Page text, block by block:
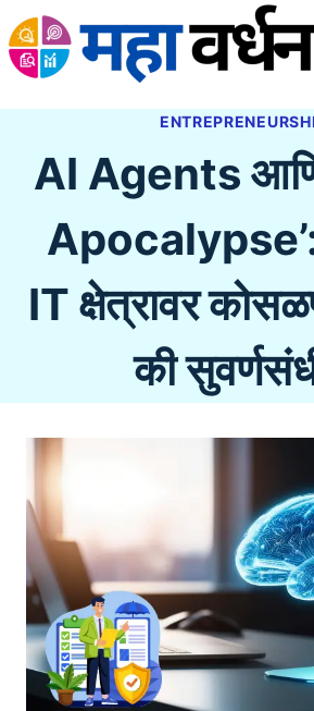
Skip
to
AI Agents
Apocalypse’:
IT क्षेत्रावर
की